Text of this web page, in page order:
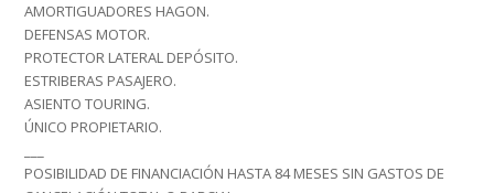
AMORTIGUADORES HAGON.
DEFENSAS MOTOR.
PROTECTOR LATERAL DEPÓSITO.
ESTRIBERAS PASAJERO.
ASIENTO TOURING.
ÚNICO PROPIETARIO.
POSIBILIDAD DE FINANCIACIÓN HASTA 84 MESES SIN GASTOS DE